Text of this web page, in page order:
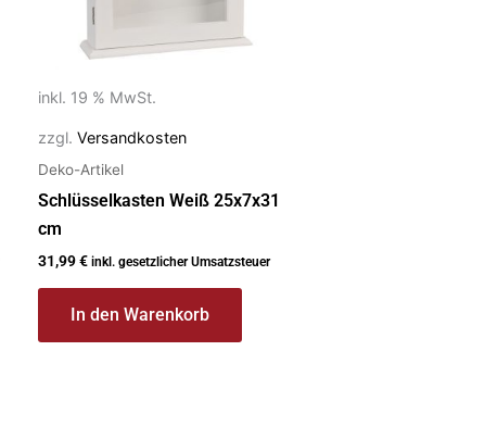
inkl. 19 % MwSt.
zzgl. Versandkosten
Deko-Artikel
Schlüsselkasten Weiß 25x7x31
cm
31,99€ inkl. gesetzlicher Umsatzsteuer
In den Warenkorb